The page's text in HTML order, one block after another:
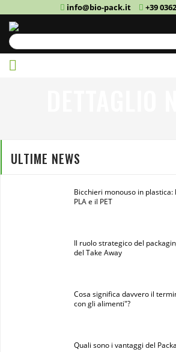
info@bio-pack.it +39
ULTIME NEWS
Bicchieri monouso in plastica:
PLA e il PET
Il ruolo strategico del
del Take Away
Cosa significa davvero il
con gli alimenti"?
Quali sono i vantaggi del